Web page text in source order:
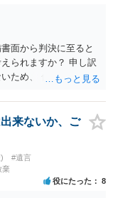
面から判決に至ると
られますか？ 申し訳
ため、 何とも回答が
を持って面談相談に行
するなら、和解案と判
違うことが多いで
支払え、という結論
として提示しても、
に応じようという気
来ないか、ご
#遺言
棄
役にたった 8